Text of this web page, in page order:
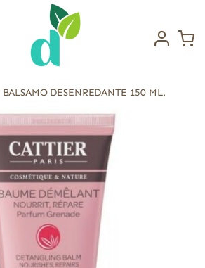
BALSAMO DESENREDANTE 150 ML.